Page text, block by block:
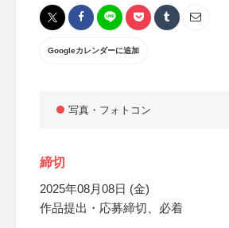
Googleカレンダーに追加
写真・フォトコン
締切
2025年08月08日 (金)
作品提出・応募締切、必着